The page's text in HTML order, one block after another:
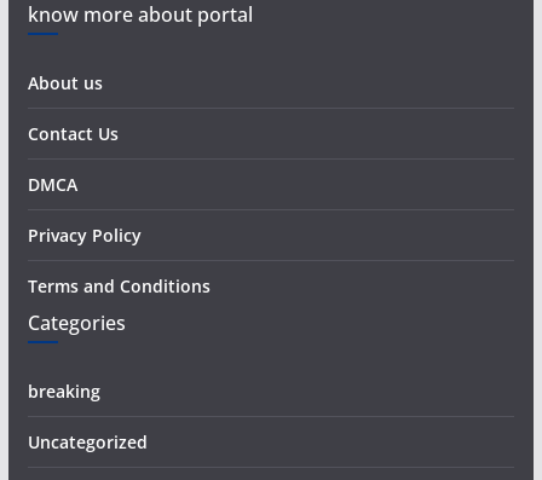
know more about portal
About us
Contact Us
DMCA
Privacy Policy
Terms and Conditions
Categories
breaking
Uncategorized